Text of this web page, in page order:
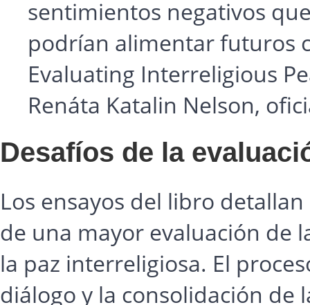
sentimientos negativos
podrían alimentar futuros
Evaluating Interreligious
Renáta Katalin Nelson,
Desafíos de la
Los ensayos del libro
de una mayor evaluación de
la paz interreligiosa. El
diálogo y la consolidación de